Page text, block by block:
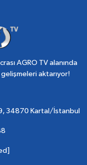
AGRO TV alanında
aktarıyor!
34870 Kartal/İstanbul